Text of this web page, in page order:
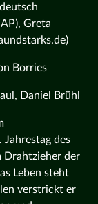
Greta
Borries
Daniel Brühl
des
Drahtzieher der
Leben steht
verstrickt er